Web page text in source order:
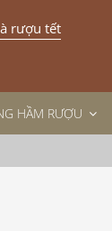
rượu tết
HẦM RƯỢU